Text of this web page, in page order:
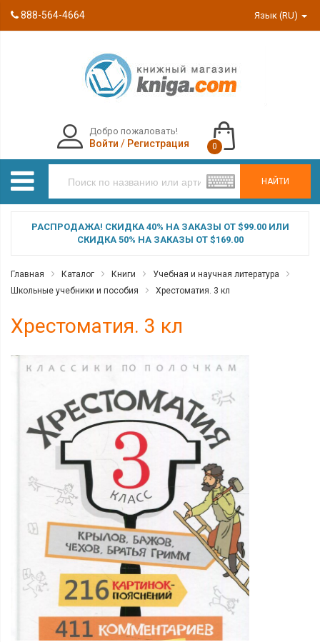
888-564-4664 Язык (RU)
НАЙТИ
Добро пожаловать!
Войти / Регистрация 0
РАСПРОДАЖА! СКИДКА 40% НА ЗАКАЗЫ ОТ $99.00 ИЛИ
СКИДКА 50% НА ЗАКАЗЫ ОТ $169.00
Главная Каталог Книги
Учебная и научная литература
Школьные учебники и пособия
Хрестоматия. 3 кл
Хрестоматия. 3 кл